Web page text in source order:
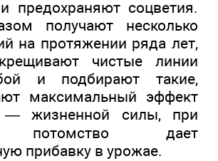
предохраняют соцветия.
получают несколько
на протяжении ряда лет,
чистые линии
и подбирают такие,
максимальный эффект
— жизненной силы, при
потомство дает
прибавку в урожае.